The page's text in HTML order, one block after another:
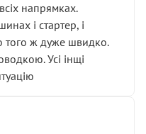
напрямках.
і стартер, і
того ж дуже швидко.
Усі інщі